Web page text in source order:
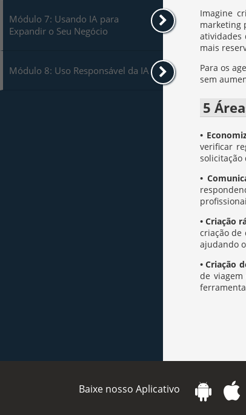
Módulo 7: Usando IA para
Expandir o Seu Negócio
Módulo 8: Uso Responsável da IA
Imagine
marketing
atividades
mais
Para os
sem
5
•
verificar
solicitação
•
• Criação
criação de
ajudando
• Criação
de
Baixe nosso Aplicativo